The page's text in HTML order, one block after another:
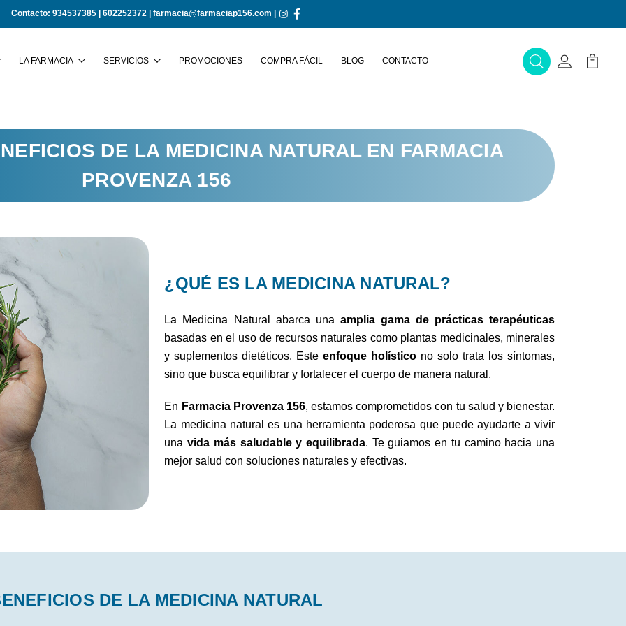
Contacto: 934537385| 602252372| farmacia@farmaciap156.com
LA FARMACIA SERVICIOS PROMOCIONES COMPRA FÁCIL BLOG CONTACTO BuscarMi Cuenta
Mi
DE LA MEDICINA NATURAL EN FARMACIA
PROVENZA 156
¿QUÉ ES LA MEDICINA NATURAL?
La Medicina Natural abarca una amplia gama de prácticas terapéuticas
basadas en el uso de recursos naturales como plantas medicinales, minerales
y suplementos dietéticos. Esteenfoque holístico no solo trata los síntomas,
sino que busca equilibrar y fortalecer el cuerpo de manera natural.
En Farmacia Provenza 156, estamos comprometidos con tu salud y bienestar.
La medicina natural es una herramienta poderosa que puede ayudarte a vivir
unavida más saludable y equilibrada. Te guiamos en tu camino hacia una
mejor salud con soluciones naturales y efectivas.
DE LA MEDICINA NATURAL